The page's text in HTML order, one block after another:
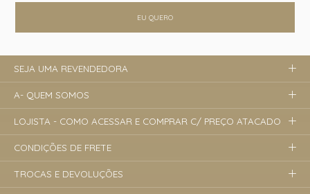
EU QUERO
SEJA UMA REVENDEDORA
A- QUEM SOMOS
LOJISTA - COMO ACESSAR E COMPRAR C/ PREÇO ATACADO
CONDIÇÕES DE FRETE
TROCAS E DEVOLUÇÕES